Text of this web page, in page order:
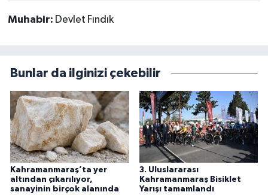
Muhabir: Devlet Fındık
Bunlar da ilginizi çekebilir
Kahramanmaraş’ta yer
altından çıkarılıyor,
sanayinin birçok alanında
3. Uluslararası
Kahramanmaraş Bisiklet
Yarışı tamamlandı